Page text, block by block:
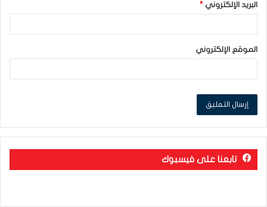
البريد الإلكتروني *
الموقع الإلكتروني
تابعنا على فيسبوك